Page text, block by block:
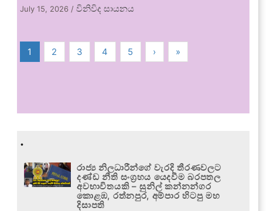
July 15, 2026 /විනිවිද සායනය
1 2 3 4 5 › »
.
රාජ්‍ය නිලධාරීන්ගේ වැරදි තීරණවලට
දණ්ඩ නීති සංග්‍රහය යෙදවීම බරපතල
අවභාවිතයකි – සුනිල් කන්නන්ගර
කොළඹ, රත්නපුර, අම්පාර හිටපු මහ
දිසාපති